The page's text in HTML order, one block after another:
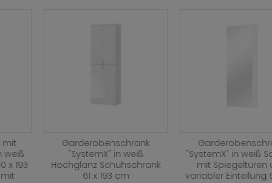
Garderobenschrank
"SystemX" in weiß
Hochglanz Schuhschrank
61 x 193 cm
Garderobenschrank
"SystemX" in weiß Schrank
mit Spiegeltüren und
variabler Einteilung 61 x 193